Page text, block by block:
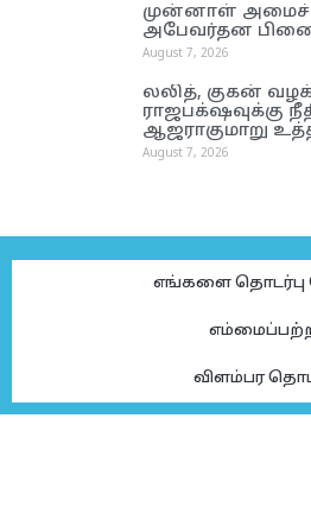
முன்னாள்
அபேவர்தன
August 7, 2026
லலித், குகன்
ராஜபக்‌ஷவுக்கு
ஆஜராகுமாறு
August 7, 2026
எங்களை
விளம்பர